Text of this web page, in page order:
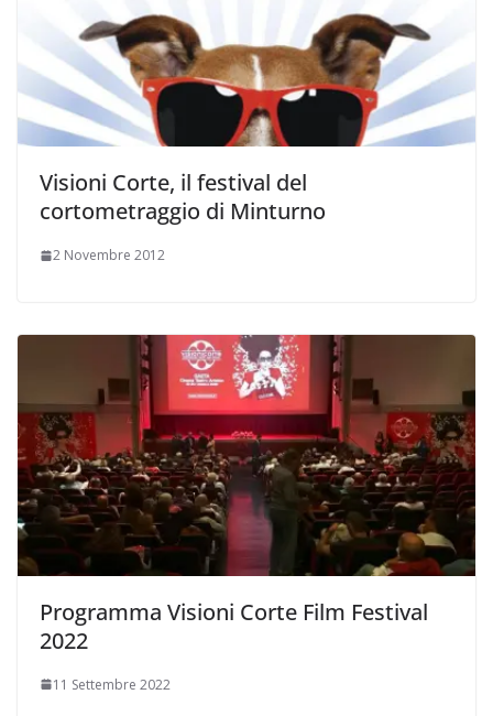
Visioni Corte, il festival del
cortometraggio di Minturno
2 Novembre 2012
Programma Visioni Corte Film Festival
2022
11 Settembre 2022